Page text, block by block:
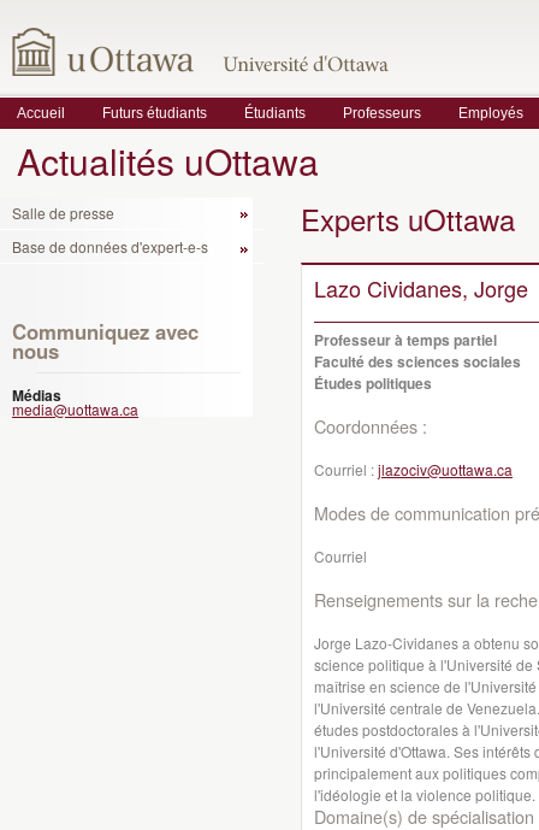
Accueil Futurs étudiants Étudiants Professeurs Employés
Actualités uOttawa
Salle de presse
Base de données d'expert-e-s
Communiquez avec
nous
Médias
media@uottawa.ca
Experts uOttawa
Lazo Cividanes, Jorge
Professeur à temps partiel
Faculté des sciences sociales
Études politiques
Coordonnées :
Courriel :jlazociv@uottawa.ca
Modes de communication
Courriel
Renseignements sur la
Jorge Lazo-Cividanes a obtenu
science politique à l'Université
maîtrise en science de
l'Université centrale de
études postdoctorales à
l'Université d'Ottawa. Ses
principalement aux politiques
l'idéologie et la violence politique.
Domaine(s) de spécialisation